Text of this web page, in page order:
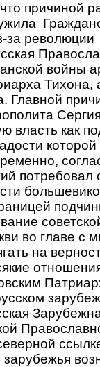
причиной
за
войны
Тихона,
Главной
власть как
потребовал
во главе с
на
зарубежья